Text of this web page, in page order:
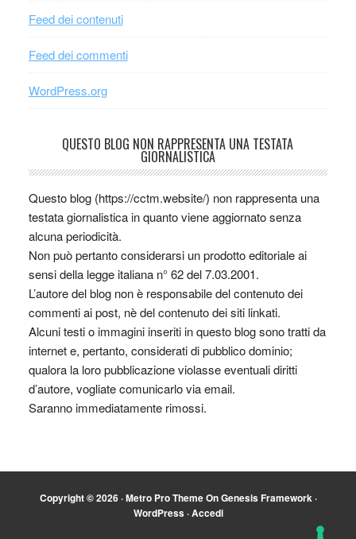
Feed dei contenuti
Feed dei commenti
WordPress.org
QUESTO BLOG NON RAPPRESENTA UNA TESTATA
GIORNALISTICA
Questo blog (https://cctm.website/) non rappresenta una
testata giornalistica in quanto viene aggiornato senza
alcuna periodicità.
Non può pertanto considerarsi un prodotto editoriale ai
sensi della legge italiana n° 62 del 7.03.2001.
L’autore del blog non è responsabile del contenuto dei
commenti ai post, nè del contenuto dei siti linkati.
Alcuni testi o immagini inseriti in questo blog sono tratti da
internet e, pertanto, considerati di pubblico dominio;
qualora la loro pubblicazione violasse eventuali diritti
d’autore, vogliate comunicarlo via email.
Saranno immediatamente rimossi.
Copyright © 2026 ·Metro Pro ThemeOnGenesis Framework·
WordPress·Accedi